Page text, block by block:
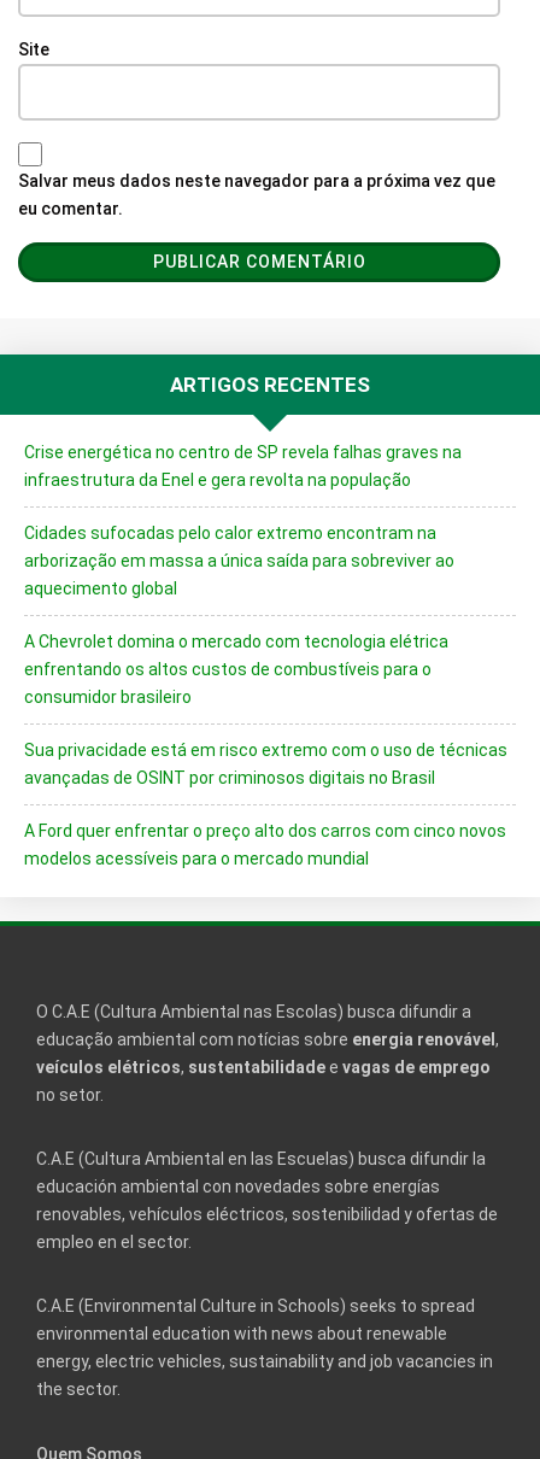
Site
Salvar meus dados neste navegador para a próxima vez que
eu comentar.
ARTIGOS RECENTES
Crise energética no centro de SP revela falhas graves na
infraestrutura da Enel e gera revolta na população
Cidades sufocadas pelo calor extremo encontram na
arborização em massa a única saída para sobreviver ao
aquecimento global
A Chevrolet domina o mercado com tecnologia elétrica
enfrentando os altos custos de combustíveis para o
consumidor brasileiro
Sua privacidade está em risco extremo com o uso de técnicas
avançadas de OSINT por criminosos digitais no Brasil
A Ford quer enfrentar o preço alto dos carros com cinco novos
modelos acessíveis para o mercado mundial
O C.A.E (Cultura Ambiental nas Escolas) busca difundir a
educação ambiental com notícias sobre energia renovável ,
veículos elétricos, sustentabilidadee vagas de emprego
no setor.
C.A.E (Cultura Ambiental en las Escuelas) busca difundir la
educación ambiental con novedades sobre energías
renovables, vehículos eléctricos, sostenibilidad y ofertas de
empleo en el sector.
C.A.E (Environmental Culture in Schools) seeks to spread
environmental education with news about renewable
energy, electric vehicles, sustainability and job vacancies in
the sector.
Quem Somos